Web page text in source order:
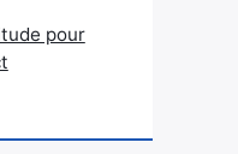
pour